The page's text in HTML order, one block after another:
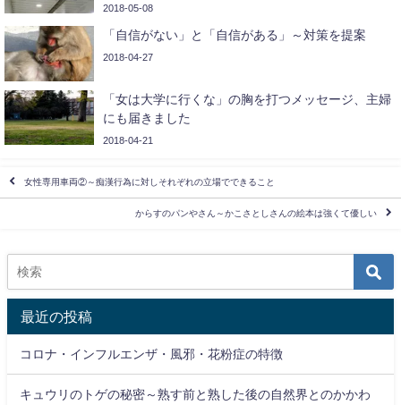
2018-05-08
「自信がない」と「自信がある」～対策を提案
2018-04-27
「女は大学に行くな」の胸を打つメッセージ、主婦
にも届きました
2018-04-21
女性専用車両②～痴漢行為に対しそれぞれの立場でできること
からすのパンやさん～かこさとしさんの絵本は強くて優しい
最近の投稿
コロナ・インフルエンザ・風邪・花粉症の特徴
キュウリのトゲの秘密～熟す前と熟した後の自然界とのかかわ